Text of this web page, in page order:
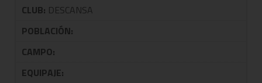
CLUB: DESCANSA
POBLACIÓN:
CAMPO:
EQUIPAJE: